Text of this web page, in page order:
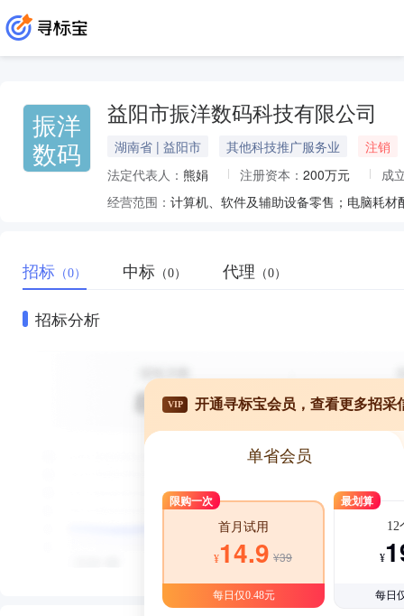
振洋
数码
益阳市振洋数码科技有限公司
湖南省 | 益阳市 其他科技推广服务业
注销
法定代表人： 熊娟 注册资本： 200万元
成
经营范围：
招标 （0） 中标 （0） 代理 （0）
招标分析
VIP 开通寻标宝会员，查看更多招采
单省会员
限购一次
首月试用
¥14.9 ¥39
每日仅0.48元
最划算
12
¥
每日